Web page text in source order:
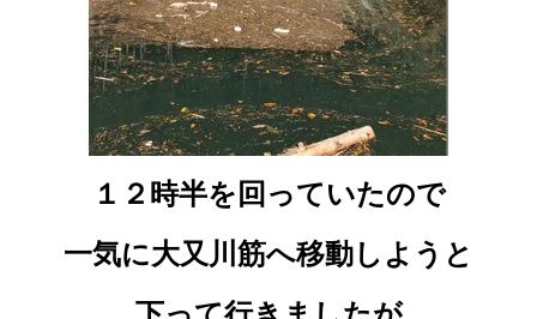
１２時半を回っていたので
一気に大又川筋へ移動しようと